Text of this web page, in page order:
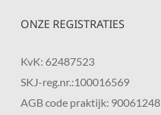
ONZE REGISTRATIES
KvK: 62487523
SKJ-reg.nr.:100016569
AGB code praktijk: 90061248